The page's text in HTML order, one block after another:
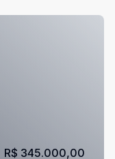
R$ 345.000,00